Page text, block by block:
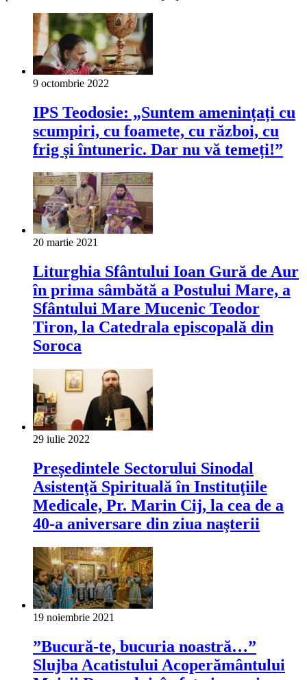
9 octombrie 2022
IPS Teodosie: „Suntem amenințați cu
scumpiri, cu foamete, cu război, cu
frig și întuneric. Dar nu vă temeți!”
20 martie 2021
Liturghia Sfântului Ioan Gură de Aur
în prima sâmbătă a Postului Mare, a
Sfântului Mare Mucenic Teodor
Tiron, la Catedrala episcopală din
Soroca
29 iulie 2022
Președintele Sectorului Sinodal
Asistenţă Spirituală în Instituţiile
Medicale, Pr. Marin Cij, la cea de a
40-a aniversare din ziua naşterii
19 noiembrie 2021
”Bucură-te, bucuria noastră…”
Slujba Acatistului Acoperământului